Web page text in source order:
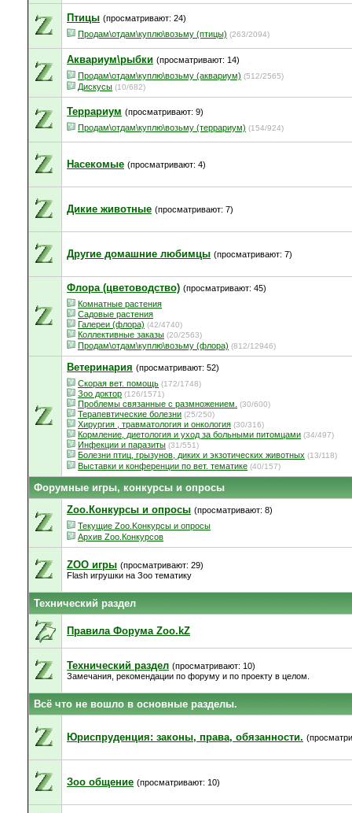
Птицы (просматривают: 24)
Продам\отдам\куплю\возьму (птицы) (263/2094)
Аквариум\рыбки (просматривают: 14)
Продам\отдам\куплю\возьму (аквариум) (512/2565)
Дискусы (10/682)
Террариум (просматривают: 9)
Продам\отдам\куплю\возьму (террариум) (154/924)
Насекомые (просматривают: 4)
Дикие животные (просматривают: 7)
Другие домашние любимцы (просматривают: 7)
Флора (цветоводство) (просматривают: 45)
Комнатные растения
Садовые растения
Галереи (флора) (42/4740)
Коллективные заказы (20/2563)
Продам\отдам\куплю\возьму (флора) (812/12946)
Ветеринария (просматривают: 52)
Скорая вет. помощь (172/1748)
Зоо доктор (126/1571)
Проблемы связанные с размножением. (30/600)
Терапевтические болезни (25/250)
Хирургия , травматология и онкология (30/316)
Кормление, диетология и уход за больными питомцами (34/497)
Инфекции и паразиты (31/551)
Болезни птиц, грызунов, диких и экзотических животных (13/118)
Выставки и конференции по вет. тематике (40/157)
Форумные игры, конкурсы и опросы
Zoo.Конкурсы и опросы (просматривают: 8)
Текущие Zoo.Kонкурсы и опросы
Архив Zoo.Конкурсов
ZOO игры (просматривают: 29)
Flash игрушки на Зоо тематику
Технический раздел
Правила Форума Zoo.kZ
Технический раздел (просматривают: 10)
Замечания, рекомендации по форуму и по проекту в целом.
Всё что не вошло в основные разделы.
Юриспруденция: законы, права, обязанности.
Зоо общение (просматривают: 10)